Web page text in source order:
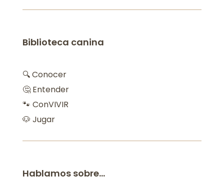
Biblioteca canina
🔍 Conocer
🤔 Entender
🐾 ConVIVIR
🐶 Jugar
Hablamos sobre…